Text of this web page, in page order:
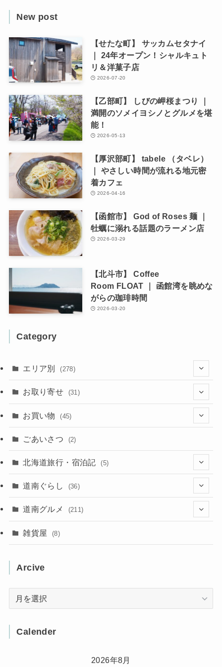
New post
【せたな町】 サッカムセタナイ
｜ 24年オープン！シャルキュト
リ＆洋菓子店
2026-07-20
【乙部町】 しびの岬桜まつり ｜
満開のソメイヨシノとグルメを堪
能！
2026-05-13
【厚沢部町】 tabele （タベレ）
｜ やさしい時間が流れる地元密
着カフェ
2026-04-16
【函館市】 God of Roses 麺 ｜
牡蠣に溺れる話題のラーメン店
2026-03-29
【北斗市】 Coffee
Room FLOAT ｜ 函館湾を眺めな
がらの珈琲時間
2026-03-20
Category
エリア別 (278)
(102)
(2)
(16)
(31)
(137)
(78)
(16)
(3)
お取り寄せ (31)
(4)
(2)
(1)
お買い物 (45)
(10)
(2)
(2)
(11)
ごあいさつ (2)
北海道旅行・宿泊記 (5)
(5)
道南ぐらし (36)
(13)
(10)
道南グルメ (211)
雑貨屋 (8)
Arcive
Arcive
Calender
2026年8月